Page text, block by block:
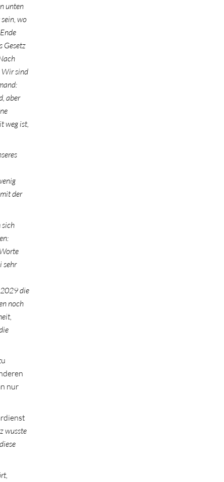
unten
wo
Gesetz
Wir sind
aber
weg ist,
der
sich
sehr
2029 die
noch
nur
wusste